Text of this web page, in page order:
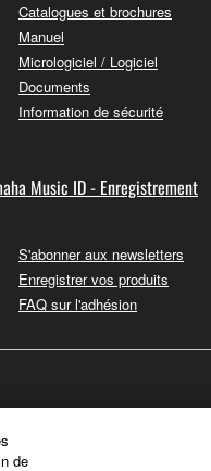
Catalogues et brochures
Manuel
Micrologiciel / Logiciel
Documents
Information de sécurité
Music ID - Enregistrement
S'abonner aux newsletters
Enregistrer vos produits
FAQ sur l'adhésion
de